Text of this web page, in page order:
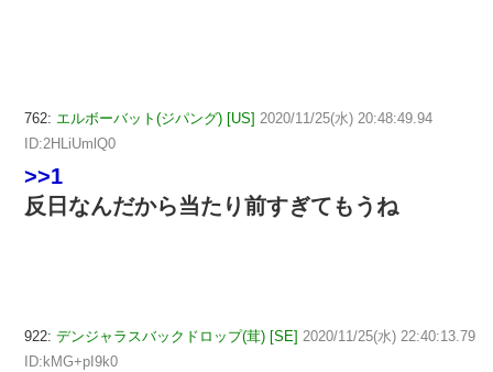
762: エルボーバット(ジパング) [US] 2020/11/25(水) 20:48:49.94
ID:2HLiUmlQ0
>>1
反日なんだから当たり前すぎてもうね
922: デンジャラスバックドロップ(茸) [SE] 2020/11/25(水) 22:40:13.79
ID:kMG+pI9k0